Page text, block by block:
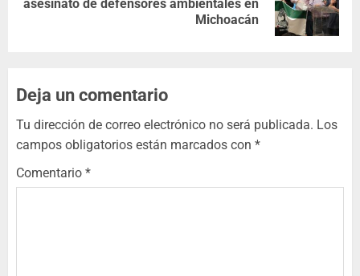
asesinato de defensores ambientales en
Michoacán
Deja un comentario
Tu dirección de correo electrónico no será publicada. Los
campos obligatorios están marcados con *
Comentario *